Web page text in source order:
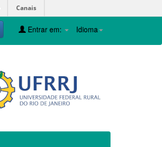
Canais
Idioma
Entrar em: